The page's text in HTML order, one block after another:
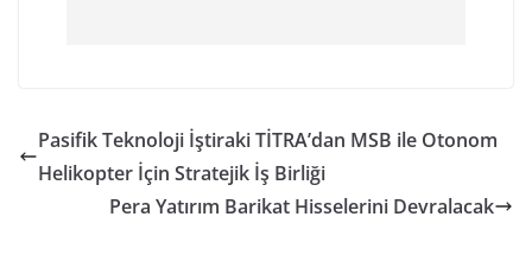
Pasifik Teknoloji İştiraki TİTRA’dan MSB ile Otonom
Helikopter İçin Stratejik İş Birliği
Pera Yatırım Barikat Hisselerini Devralacak